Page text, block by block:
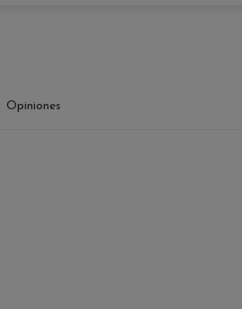
Opiniones